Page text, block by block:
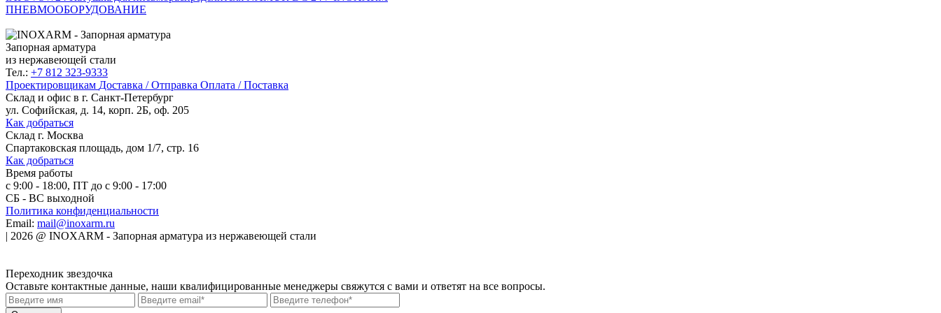
ПНЕВМООБОРУДОВАНИЕ
Запорная арматура
из нержавеющей стали
Тел.: +7 812 323-9333
Проектировщикам Доставка / Отправка Оплата / Поставка
Склад и офис в г. Санкт-Петербург
ул. Софийская, д. 14, корп. 2Б, оф. 205
Как добраться
Склад г. Москва
Спартаковская площадь, дом 1/7, стр. 16
Как добраться
Время работы
с 9:00 - 18:00, ПТ до с 9:00 - 17:00
СБ - ВС выходной
Политика конфиденциальности
Email: mail@inoxarm.ru
| 2026 @ INOXARM - Запорная арматура из нержавеющей стали
Переходник звездочка
Оставьте контактные данные, наши квалифицированные менеджеры свяжутся с вами и ответят на все вопросы.